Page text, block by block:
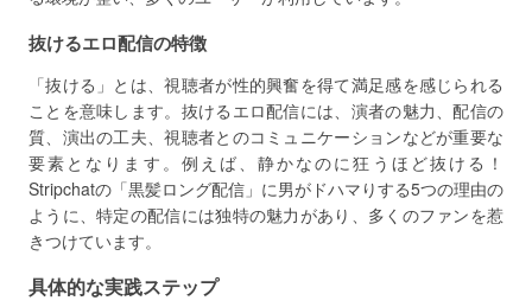
抜けるエロ配信の特徴
「抜ける」とは、視聴者が性的興奮を得て満足感を感じられる
ことを意味します。抜けるエロ配信には、演者の魅力、配信の
質、演出の工夫、視聴者とのコミュニケーションなどが重要な
要素となります。例えば、静かなのに狂うほど抜ける！
Stripchatの「黒髪ロング配信」に男がドハマりする5つの理由の
ように、特定の配信には独特の魅力があり、多くのファンを惹
きつけています。
具体的な実践ステップ